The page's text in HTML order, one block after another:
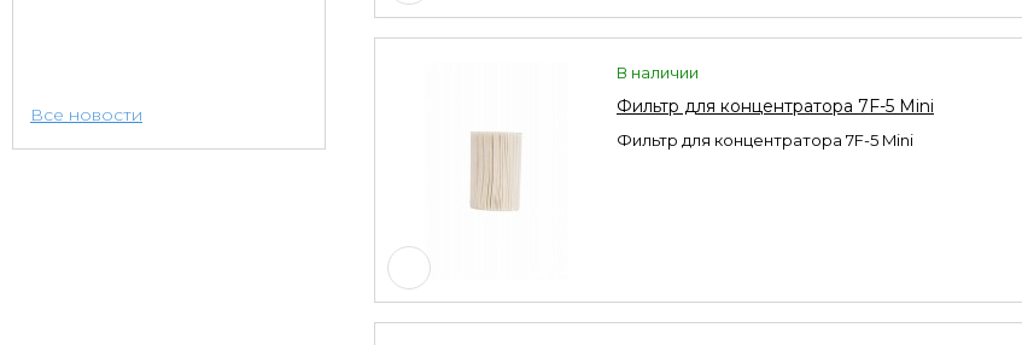
В наличии
Фильтр для концентратора 7F-5 Mini
Фильтр для концентратора 7F-5 Mini
Все новости